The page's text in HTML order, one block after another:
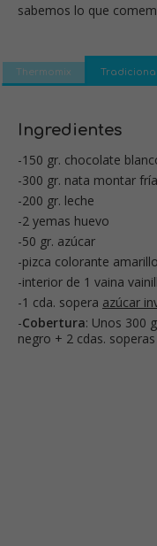
sabemos lo que
Thermomix Tradicional
Ingredientes
-150 gr. chocolate
-300 gr. nata montar fría
-200 gr. leche
-2 yemas huevo
-50 gr. azúcar
-pizca colorante
-interior de 1 vaina
-1 cda. sopera azúcar
-Cobertura: Unos 300
negro + 2 cdas.